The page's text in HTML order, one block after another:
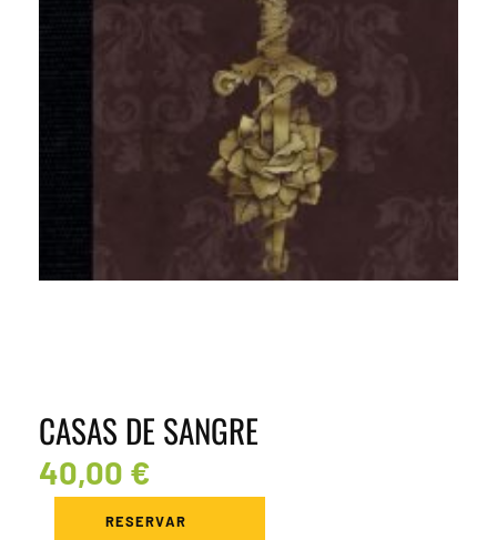
CASAS DE SANGRE
40,00 €
CASAS
RESERVAR